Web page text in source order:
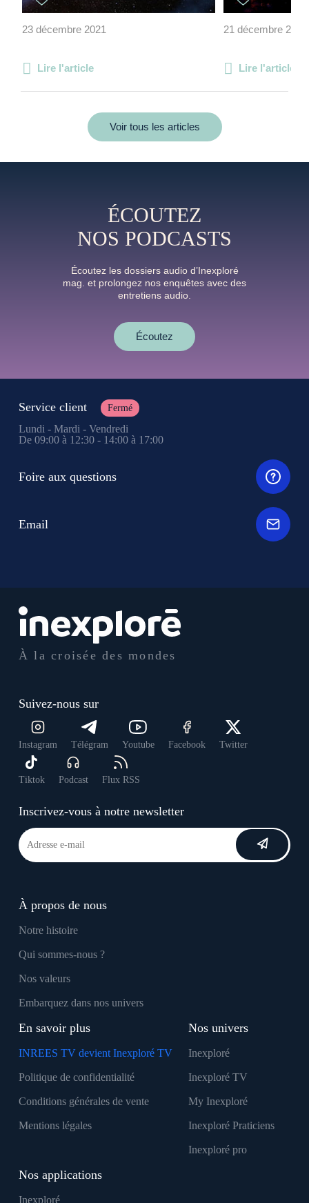
23 décembre 2021
Lire l'article
21 décembre 2023
Lire l'article
Voir tous les articles
ÉCOUTEZ
NOS PODCASTS
Écoutez les dossiers audio d’Inexploré
mag. et prolongez nos enquêtes avec des
entretiens audio.
Écoutez
À la croisée des mondes
Suivez-nous sur
Instagram Télégram Youtube Facebook Twitter
Tiktok Podcast Flux RSS
Inscrivez-vous à notre newsletter
À propos de nous
Notre histoire
Qui sommes-nous ?
Nos valeurs
Embarquez dans nos univers
En savoir plus
INREES TV devient Inexploré TV
Politique de confidentialité
Conditions générales de vente
Mentions légales
Nos univers
Inexploré
Inexploré TV
My Inexploré
Inexploré Praticiens
Inexploré pro
Nos applications
Inexploré
Service client Fermé
Lundi - Mardi - Vendredi
De 09:00 à 12:30 - 14:00 à 17:00
Foire aux questions
Email